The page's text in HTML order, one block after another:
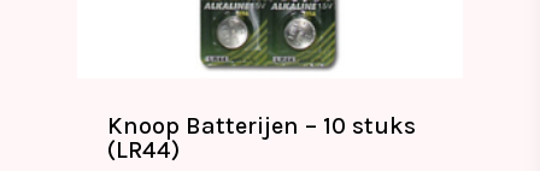
Knoop Batterijen – 10 stuks
(LR44)